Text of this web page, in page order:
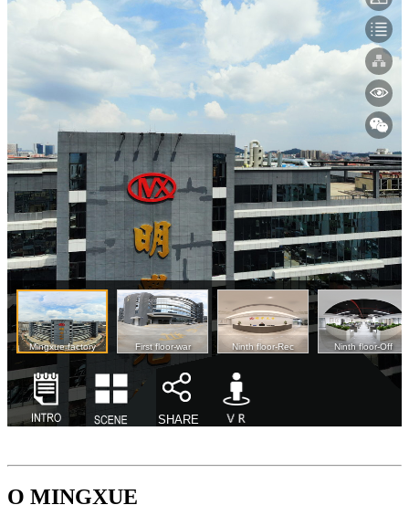
O MINGXUE